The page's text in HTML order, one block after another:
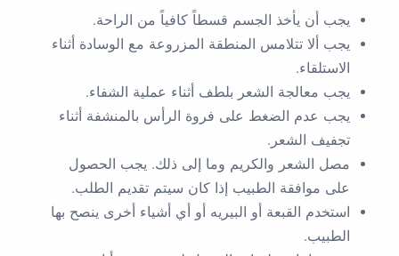
يجب أن يأخذ الجسم قسطاً كافياً من الراحة.
يجب ألا تتلامس المنطقة المزروعة مع الوسادة أثناء
الاستلقاء.
يجب معالجة الشعر بلطف أثناء عملية الشفاء.
يجب عدم الضغط على فروة الرأس بالمنشفة أثناء
تجفيف الشعر.
مصل الشعر والكريم وما إلى ذلك. يجب الحصول
على موافقة الطبيب إذا كان سيتم تقديم الطلب.
استخدم القبعة أو البيريه أو أي أشياء أخرى ينصح بها
الطبيب.